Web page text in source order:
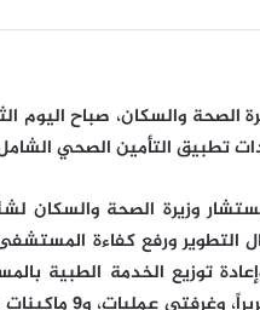
الصحة والسكان، صباح اليوم
تطبيق التأمين الصحي
وزيرة الصحة والسكان
التطوير ورفع كفاءة
توزيع الخدمة الطبية